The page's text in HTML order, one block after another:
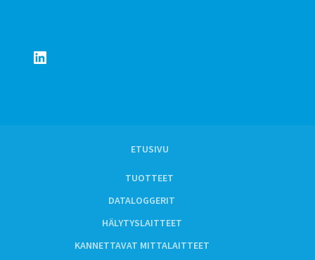
LinkedIn
ETUSIVU
TUOTTEET
DATALOGGERIT
HÄLYTYSLAITTEET
KANNETTAVAT MITTALAITTEET